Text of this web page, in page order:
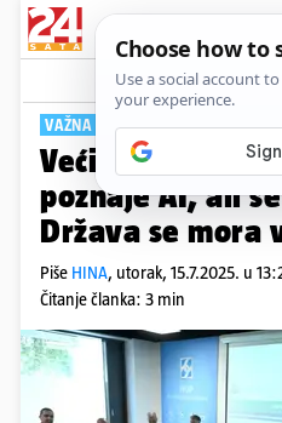
VAŽNA JE EDUKACIJA
Većina domaćih
poznaje AI, ali
Država se mora
Piše HINA, utorak, 15.7.2025. u
Čitanje članka: 3 min